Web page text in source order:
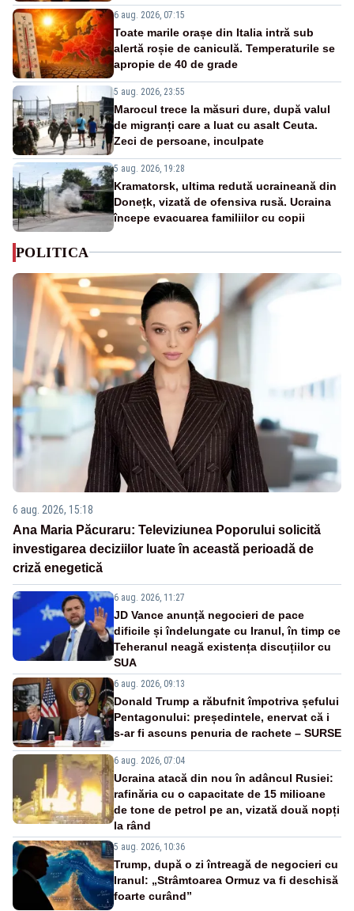
6 aug. 2026, 07:15
Toate marile orașe din Italia intră sub
alertă roșie de caniculă. Temperaturile se
apropie de 40 de grade
5 aug. 2026, 23:55
Marocul trece la măsuri dure, după valul
de migranți care a luat cu asalt Ceuta.
Zeci de persoane, inculpate
5 aug. 2026, 19:28
Kramatorsk, ultima redută ucraineană din
Donețk, vizată de ofensiva rusă. Ucraina
începe evacuarea familiilor cu copii
POLITICA
6 aug. 2026, 15:18
Ana Maria Păcuraru: Televiziunea Poporului solicită
investigarea deciziilor luate în această perioadă de
criză enegetică
6 aug. 2026, 11:27
JD Vance anunță negocieri de pace
dificile și îndelungate cu Iranul, în timp ce
Teheranul neagă existența discuțiilor cu
SUA
6 aug. 2026, 09:13
Donald Trump a răbufnit împotriva șefului
Pentagonului: președintele, enervat că i
s-ar fi ascuns penuria de rachete – SURSE
6 aug. 2026, 07:04
Ucraina atacă din nou în adâncul Rusiei:
rafinăria cu o capacitate de 15 milioane
de tone de petrol pe an, vizată două nopți
la rând
5 aug. 2026, 10:36
Trump, după o zi întreagă de negocieri cu
Iranul: „Strâmtoarea Ormuz va fi deschisă
foarte curând”